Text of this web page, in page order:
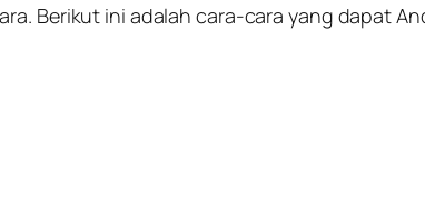
Berikut ini adalah cara-cara yang dapat